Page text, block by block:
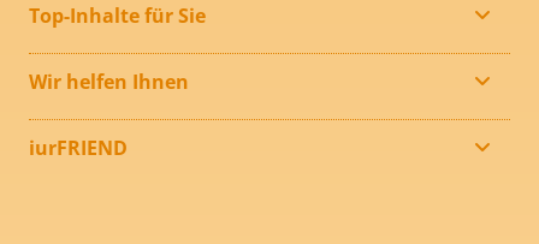
Top-Inhalte für Sie
Wir helfen Ihnen
iurFRIEND